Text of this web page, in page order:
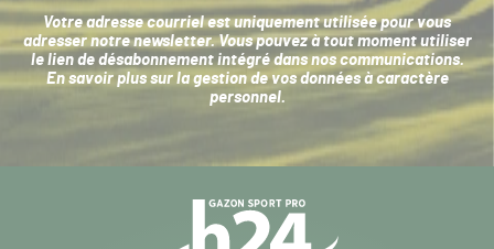
Votre adresse courriel est uniquement utilisée pour vous
adresser notre newsletter. Vous pouvez à tout moment utiliser
le lien de désabonnement intégré dans nos communications.
En savoir plus sur la gestion de vos données à caractère
personnel.